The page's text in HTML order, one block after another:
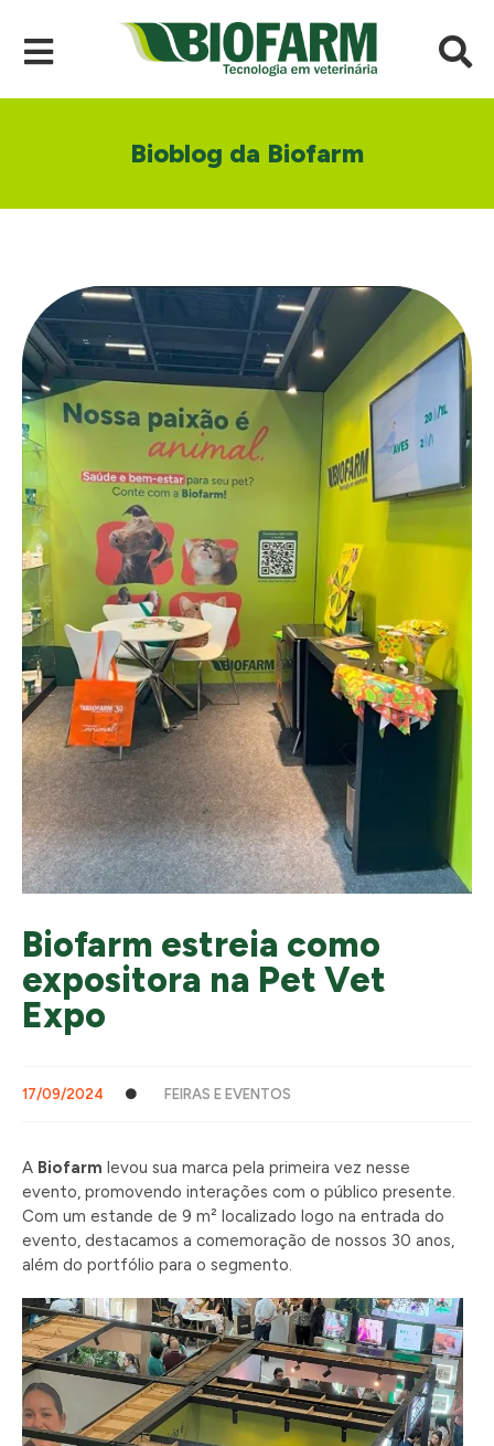
Bioblog da Biofarm
Biofarm estreia como
expositora na Pet Vet
Expo
17/09/2024 FEIRAS E EVENTOS
A Biofarm levou sua marca pela primeira vez nesse
evento, promovendo interações com o público presente.
Com um estande de 9 m² localizado logo na entrada do
evento, destacamos a comemoração de nossos 30 anos,
além do portfólio para o segmento.